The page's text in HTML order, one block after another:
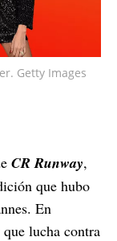
Getty Images
CR Runway,
que hubo
En
lucha contra